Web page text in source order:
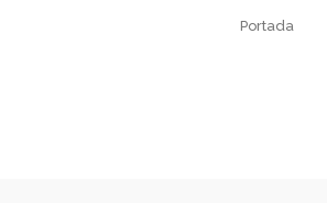
Portada